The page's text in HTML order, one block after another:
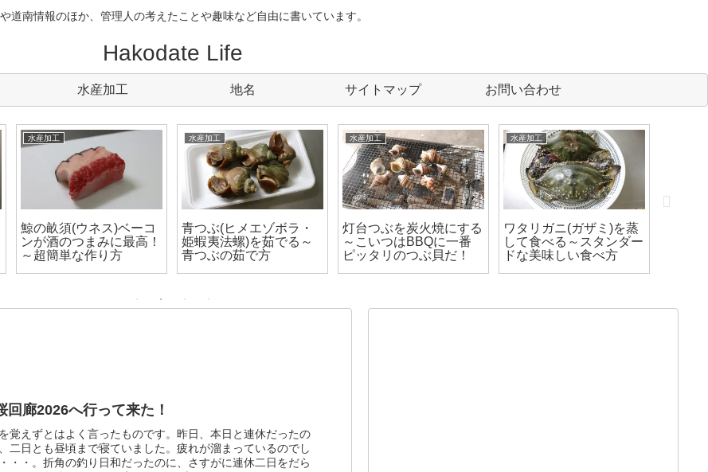
道南情報のほか、管理人の考えたことや趣味など自由に書いています。
Hakodate Life
水産加工 地名 サイトマップ お問い合わせ
エゾバイ)を茹で
～美味しい茹で
アマダイ(甘鯛、グジ、
アカアマダイ)の刺身を
作る～捌き方と作り方
水産加工
エゾメバル(ガヤ)を刺身
とアラ汁にする～寄生虫
水産加工
黒ソイ(クロソイ)の刺身
とアラ汁を作る～寄生虫
に注意しよう！
水産加工
白貝(シロガイ・
イ）の刺身を作
ガイの捌き方
回廊2026へ行って来た！
覚えずとはよく言ったものです。昨日、本日と連休だったの
二日とも昼頃まで寝ていました。疲れが溜まっているのでし
・・。折角の釣り日和だったのに、さすがに連休二日をだら